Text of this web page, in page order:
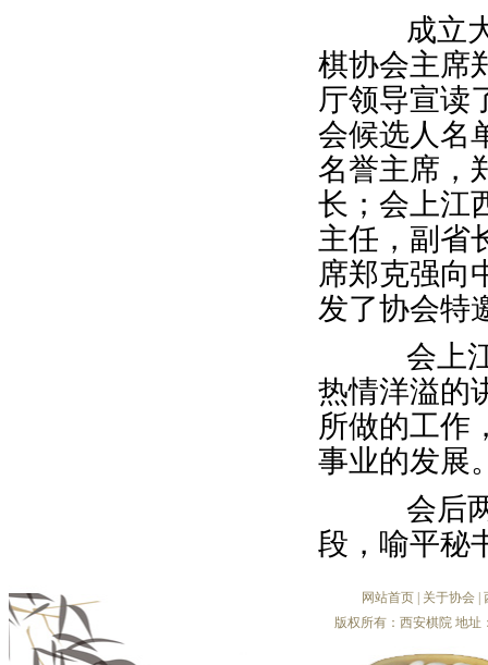
成立大
棋协会主席
厅领导宣读
会候选人名
名誉主席，
长；会上江
主任，副省
席郑克强向
发了协会特
会上江
热情洋溢的
所做的工作
事业的发展
会后两
段，喻平秘
网站首页 关于协会
版权所有：西安棋院 地址